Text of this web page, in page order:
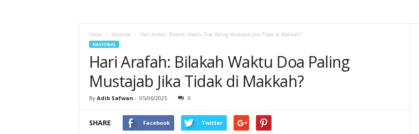
Home Nasional Hari Arafah: Bilakah Waktu Doa Paling Mustajab Jika Tidak di Makkah?
NASIONAL
Hari Arafah: Bilakah Waktu Doa Paling
Mustajab Jika Tidak di Makkah?
By Adib Safwan - 05/06/2025 0
SHARE Facebook Twitter